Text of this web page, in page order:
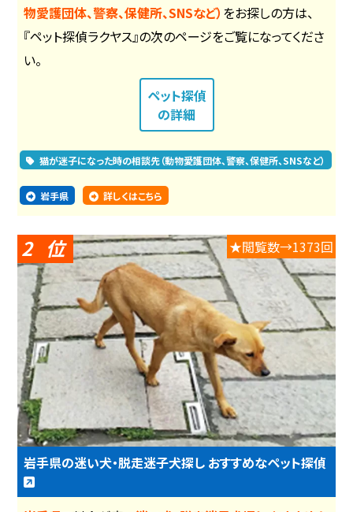
物愛護団体、警察、保健所、SNSなど） をお探しの方は、
『ペット探偵ラクヤス』の次のページをご覧になってくださ
い。
ペット探偵
の詳細
猫が迷子になった時の相談先（動物愛護団体、警察、保健所、SNSなど）
岩手県 詳しくはこちら
2 ★閲覧数→1373回
岩手県の迷い犬・脱走迷子犬探し おすすめなペット探偵